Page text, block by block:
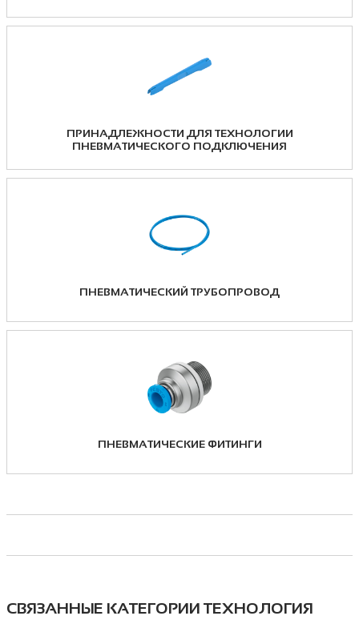
ПРИНАДЛЕЖНОСТИ ДЛЯ ТЕХНОЛОГИИ
ПНЕВМАТИЧЕСКОГО ПОДКЛЮЧЕНИЯ
ПНЕВМАТИЧЕСКИЙ ТРУБОПРОВОД
ПНЕВМАТИЧЕСКИЕ ФИТИНГИ
СВЯЗАННЫЕ КАТЕГОРИИ ТЕХНОЛОГИЯ